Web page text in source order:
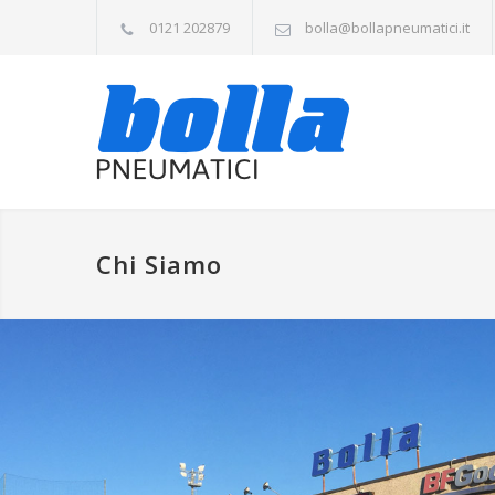
0121 202879 bolla@bollapneumatici.it
Chi Siamo